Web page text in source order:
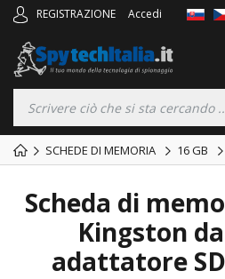
REGISTRAZIONE Accedi
SCHEDE DI MEMORIA 16 GB
Scheda di
Kingston
adattatore